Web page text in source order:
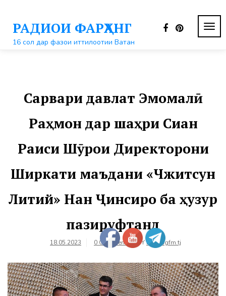
контентуРАДИОИ ФАРҲАНГ
16 сол дар фазои иттилоотии Ватан
Сарвари давлат Эмомалӣ
Раҳмон дар шаҳри Сиан
Раиси Шӯрои Директорони
Ширкати маъдани «Чжитсун
Литий» Нан Ҷинсиро ба ҳузур
пазируфтанд
18.05.2023 0 Comments BYfarhangfm.tj